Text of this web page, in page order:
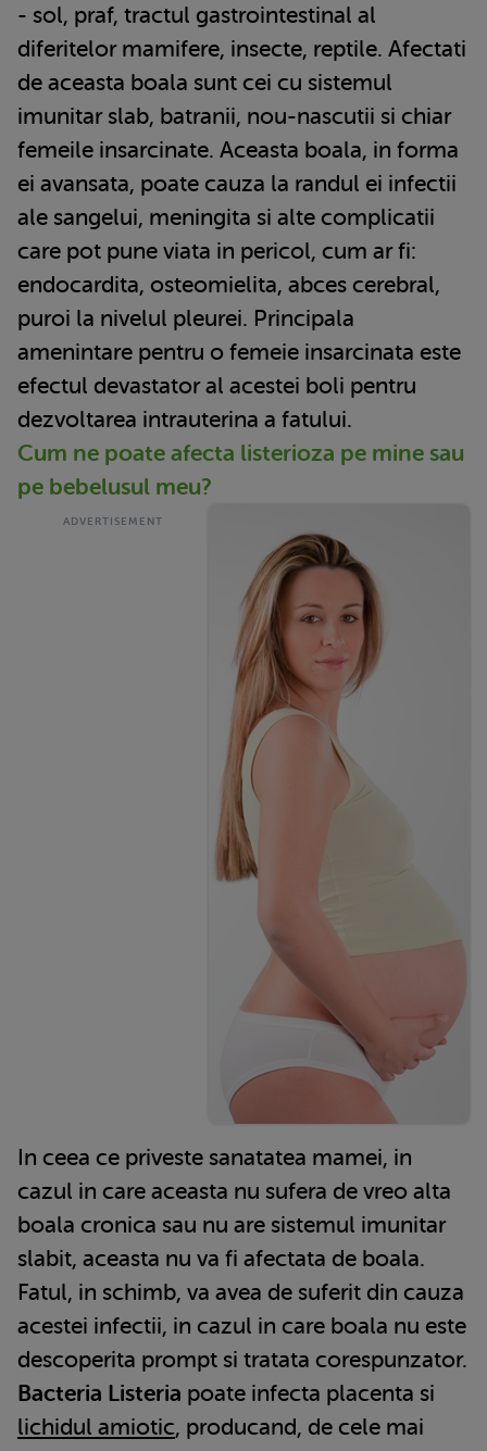
- sol, praf, tractul gastrointestinal al
diferitelor mamifere, insecte, reptile. Afectati
de aceasta boala sunt cei cu sistemul
imunitar slab, batranii, nou-nascutii si chiar
femeile insarcinate. Aceasta boala, in forma
ei avansata, poate cauza la randul ei infectii
ale sangelui, meningita si alte complicatii
care pot pune viata in pericol, cum ar fi:
endocardita, osteomielita, abces cerebral,
puroi la nivelul pleurei. Principala
amenintare pentru o femeie insarcinata este
efectul devastator al acestei boli pentru
dezvoltarea intrauterina a fatului.
Cum ne poate afecta listerioza pe mine sau
pe bebelusul meu?
In ceea ce priveste sanatatea mamei, in
cazul in care aceasta nu sufera de vreo alta
boala cronica sau nu are sistemul imunitar
slabit, aceasta nu va fi afectata de boala.
Fatul, in schimb, va avea de suferit din cauza
acestei infectii, in cazul in care boala nu este
descoperita prompt si tratata corespunzator.
Bacteria Listeria poate infecta placenta si
lichidul amiotic, producand, de cele mai